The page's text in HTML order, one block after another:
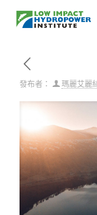
發布者： 瑪麗艾麗